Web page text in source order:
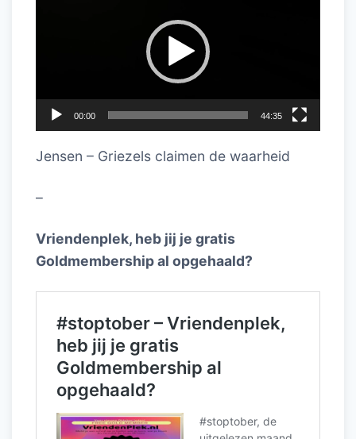
00:00 44:35
Jensen – Griezels claimen de waarheid
–
Vriendenplek, heb jij je gratis
Goldmembership al opgehaald?